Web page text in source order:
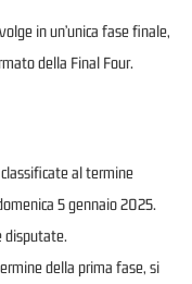
in un’unica fase finale,
della Final Four.
al termine
5 gennaio 2025.
disputate.
della prima fase, si